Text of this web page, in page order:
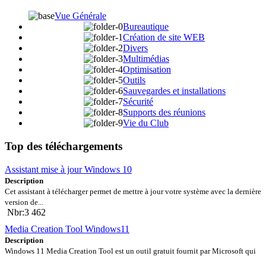
Vue Générale
Bureautique
Création de site WEB
Divers
Multimédias
Optimisation
Outils
Sauvegardes et installations
Sécurité
Supports des réunions
Vie du Club
Top des téléchargements
Assistant mise à jour Windows 10
Description
Cet assistant à télécharger permet de mettre à jour votre système avec la dernière
version de...
Nbr:3 462
Media Creation Tool Windows11
Description
Windows 11 Media Creation Tool est un outil gratuit fournit par Microsoft qui